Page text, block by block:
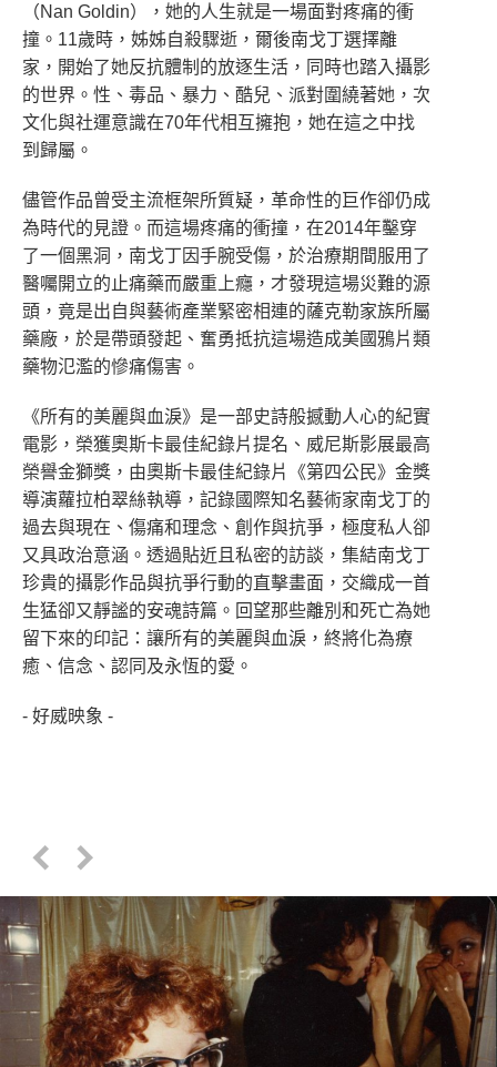
（Nan Goldin），她的人生就是一場面對疼痛的衝
撞。11歲時，姊姊自殺驟逝，爾後南戈丁選擇離
家，開始了她反抗體制的放逐生活，同時也踏入攝影
的世界。性、毒品、暴力、酷兒、派對圍繞著她，次
文化與社運意識在70年代相互擁抱，她在這之中找
到歸屬。
儘管作品曾受主流框架所質疑，革命性的巨作卻仍成
為時代的見證。而這場疼痛的衝撞，在2014年鑿穿
了一個黑洞，南戈丁因手腕受傷，於治療期間服用了
醫囑開立的止痛藥而嚴重上癮，才發現這場災難的源
頭，竟是出自與藝術產業緊密相連的薩克勒家族所屬
藥廠，於是帶頭發起、奮勇抵抗這場造成美國鴉片類
藥物氾濫的慘痛傷害。
《所有的美麗與血淚》是一部史詩般撼動人心的紀實
電影，榮獲奧斯卡最佳紀錄片提名、威尼斯影展最高
榮譽金獅獎，由奧斯卡最佳紀錄片《第四公民》金獎
導演蘿拉柏翠絲執導，記錄國際知名藝術家南戈丁的
過去與現在、傷痛和理念、創作與抗爭，極度私人卻
又具政治意涵。透過貼近且私密的訪談，集結南戈丁
珍貴的攝影作品與抗爭行動的直擊畫面，交織成一首
生猛卻又靜謐的安魂詩篇。回望那些離別和死亡為她
留下來的印記：讓所有的美麗與血淚，終將化為療
癒、信念、認同及永恆的愛。
- 好威映象 -